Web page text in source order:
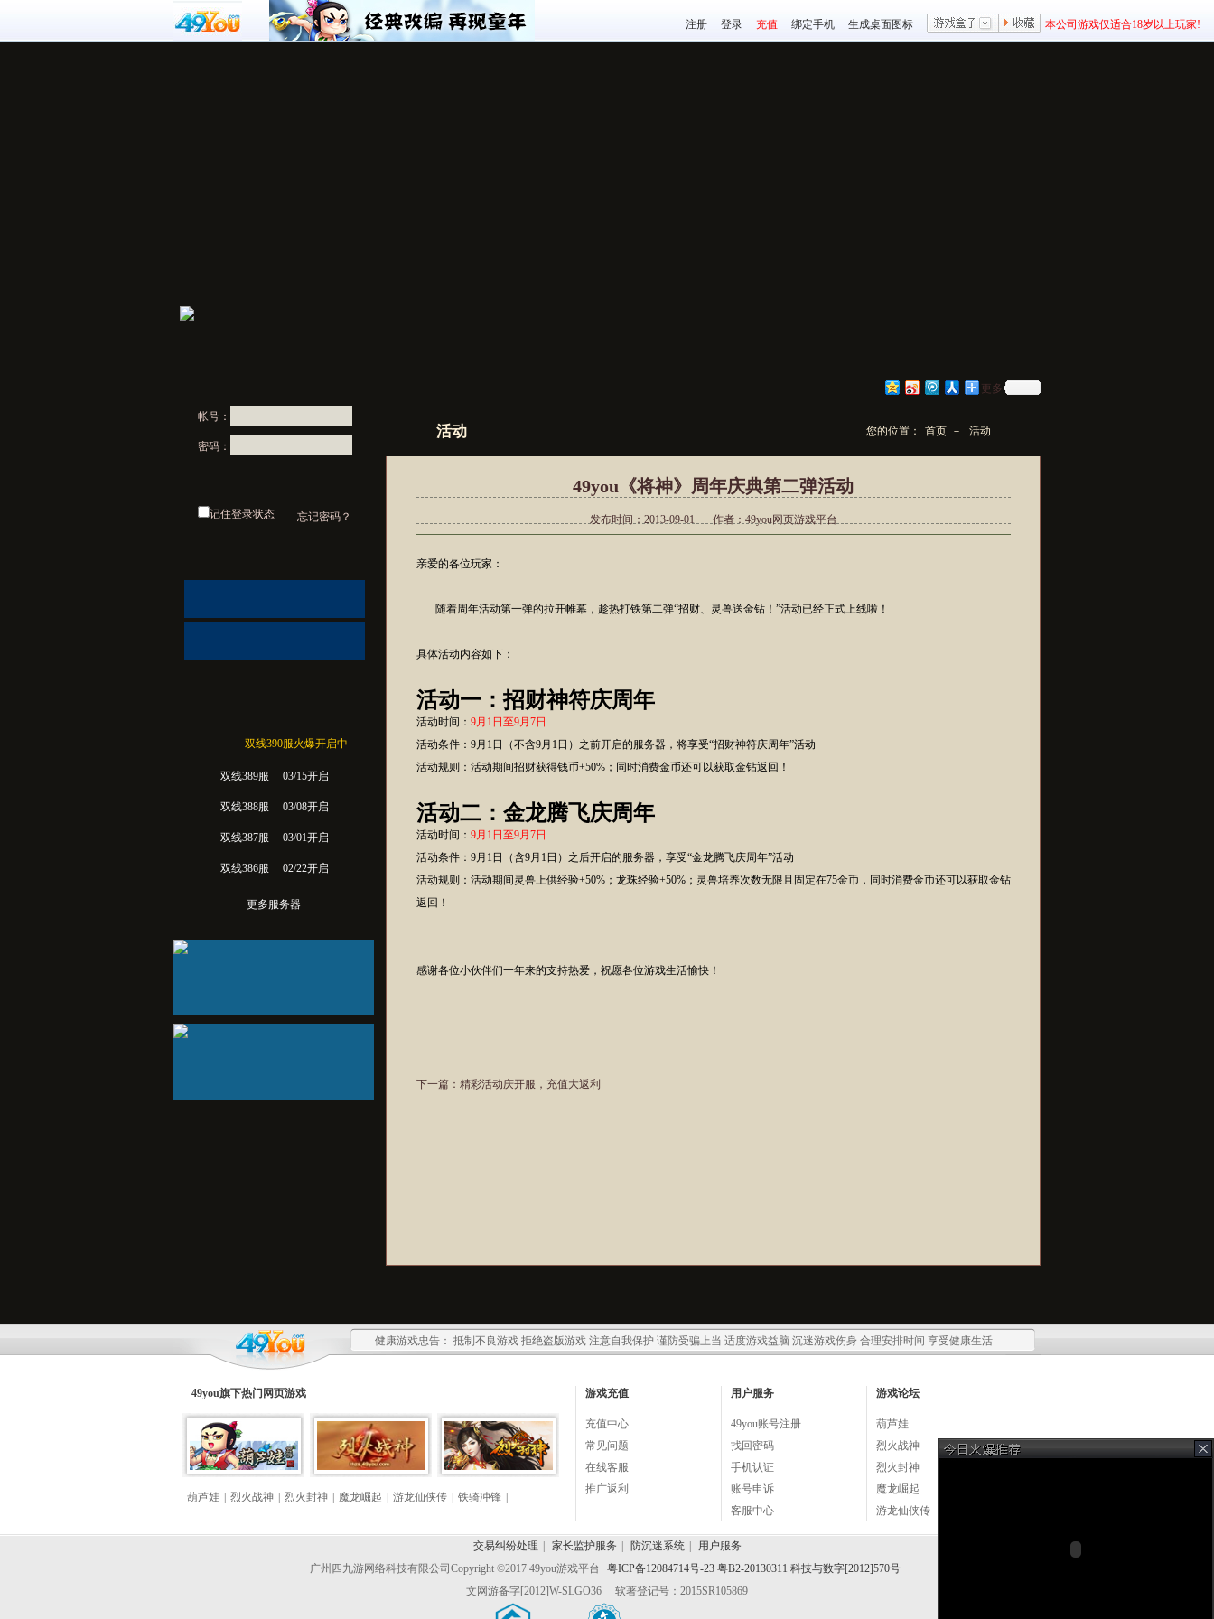
本公司游戏仅适合18岁以上玩家!
注册 登录 充值 绑定手机 生成桌面图标
更多
帐号：
密码：
记住登录状态 忘记密码？
双线390服火爆开启中
双线389服 03/15开启
双线388服 03/08开启
双线387服 03/01开启
双线386服 02/22开启
更多服务器
活动 您的位置： 首页 － 活动
49you《将神》周年庆典第二弹活动
发布时间：2013-09-01 作者：49you网页游戏平台
亲爱的各位玩家：
随着周年活动第一弹的拉开帷幕，趁热打铁第二弹“招财、灵兽送金钻！”活动已经正式上线啦！
具体活动内容如下：
活动一：招财神符庆周年
活动时间： 9月1日至9月7日
活动条件：9月1日（不含9月1日）之前开启的服务器，将享受“招财神符庆周年”活动
活动规则：活动期间招财获得钱币+50%；同时消费金币还可以获取金钻返回！
活动二：金龙腾飞庆周年
活动时间： 9月1日至9月7日
活动条件：9月1日（含9月1日）之后开启的服务器，享受“金龙腾飞庆周年”活动
活动规则：活动期间灵兽上供经验+50%；龙珠经验+50%；灵兽培养次数无限且固定在75金币，同时消费金币还可以获取金钻
返回！
感谢各位小伙伴们一年来的支持热爱，祝愿各位游戏生活愉快！
下一篇： 精彩活动庆开服，充值大返利
健康游戏忠告： 抵制不良游戏 拒绝盗版游戏 注意自我保护 谨防受骗上当 适度游戏益脑 沉迷游戏伤身 合理安排时间 享受健康生活
49you旗下热门 网页游戏
葫芦娃 烈火战神 烈火封神 魔龙崛起 游龙仙侠传 铁骑冲锋
游戏充值
充值中心
常见问题
在线客服
推广返利
用户服务
49you账号注册
找回密码
手机认证
账号申诉
客服中心
游戏论坛
葫芦娃
烈火战神
烈火封神
魔龙崛起
游龙仙侠传
交易纠纷处理 家长监护服务 防沉迷系统
用户服务
广州四九游网络科技有限公司 Copyright ©2017 49you游戏平台
粤ICP备12084714号-23 粤B2-20130311 科技与数字[2012]570号
文网游备字[2012]W-SLGO36 软著登记号：2015SR105869